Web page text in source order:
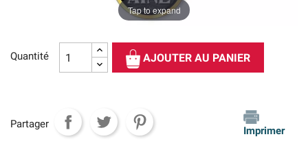
Tap to expand
Quantité AJOUTER AU PANIER
Partager
Imprimer